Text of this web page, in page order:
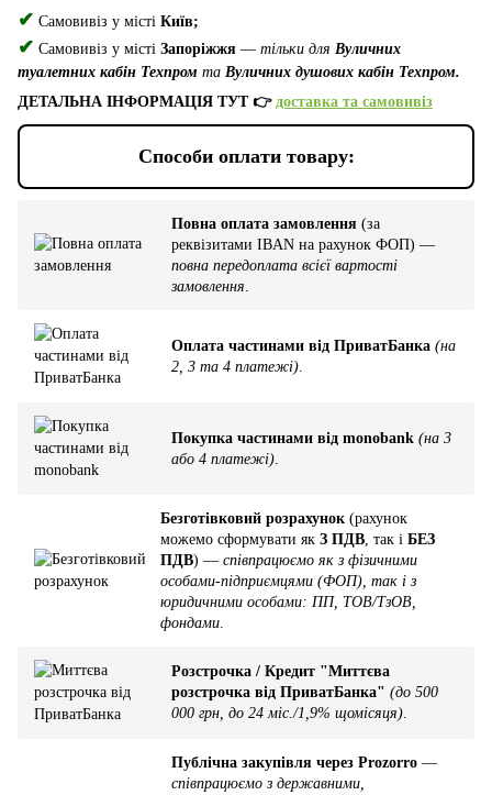
✔ Самовивіз у місті Київ;
✔ Самовивіз у місті Запоріжжя — тільки для Вуличних
туалетних кабін Техпром та Вуличних душових кабін Техпром.
ДЕТАЛЬНА ІНФОРМАЦІЯ ТУТ 👉 доставка та самовивіз
Способи оплати товару:
Повна оплата замовлення (за
реквізитами IBAN на рахунок ФОП) —
повна передоплата всієї вартості
замовлення
Оплата частинами від ПриватБанка (на
2, 3 та 4 платежі)
Покупка частинами від monobank (на 3
або 4 платежі)
Безготівковий розрахунок (рахунок
можемо сформувати як З ПДВ , так і БЕЗ
ПДВ) — співпрацюємо як з фізичними
особами-підприємцями (ФОП), так і з
юридичними особами: ПП, ТОВ/ТзОВ,
фондами
Розстрочка / Кредит "Миттєва
розстрочка від ПриватБанка" (до 500
000 грн, до 24 міс./1,9% щомісяця).
Публічна закупівля через Prozorro —
співпрацюємо з державними,